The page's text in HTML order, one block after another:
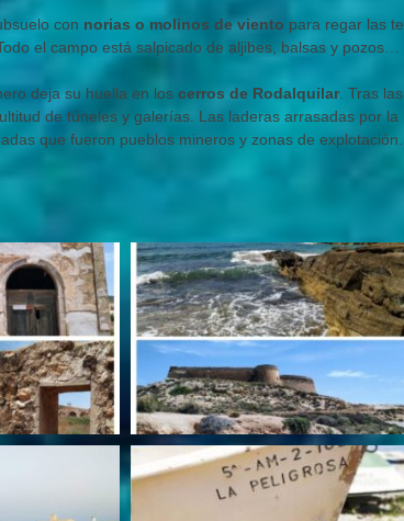
con norias o molinos de viento para regar las
el campo está salpicado de aljibes, balsas y pozos…
deja su huella en los cerros de Rodalquilar . Tras
de túneles y galerías. Las laderas arrasadas por
que fueron pueblos mineros y zonas de explotación.